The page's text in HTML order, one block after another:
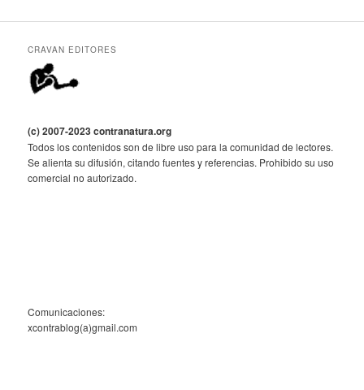
CRAVAN EDITORES
(c) 2007-2023 contranatura.org
Todos los contenidos son de libre uso para la comunidad de lectores.
Se alienta su difusión, citando fuentes y referencias. Prohibido su uso
comercial no autorizado.
Comunicaciones:
xcontrablog(a)gmail.com